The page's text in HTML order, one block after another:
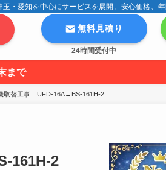
・愛知を中心にサービスを展開。安心価格、
無料見積り
24時間受付中
まで
取替工事　UFD-16A→BS-161H-2
161H-2